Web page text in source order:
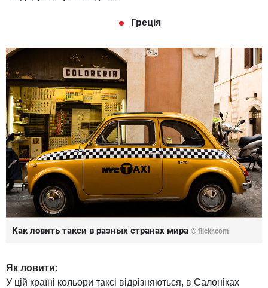
Греція
Как ловить такси в разных странах мира © flickr.com
Як ловити:
У цій країні кольори таксі відрізняються, в Салоніках